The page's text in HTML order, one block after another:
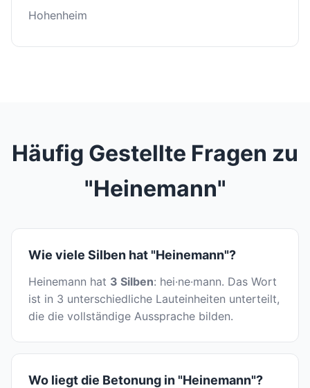
Hohenheim
Häufig Gestellte Fragen zu
"Heinemann"
Wie viele Silben hat "Heinemann"?
Heinemann hat 3 Silben: hei·ne·mann. Das Wort
ist in 3 unterschiedliche Lauteinheiten unterteilt,
die die vollständige Aussprache bilden.
Wo liegt die Betonung in "Heinemann"?